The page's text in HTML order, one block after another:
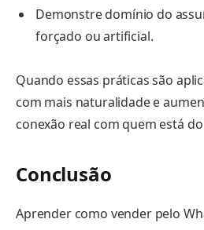
Demonstre domínio do
forçado ou artificial.
Quando essas práticas são
com mais naturalidade e
conexão real com quem está
Conclusão
Aprender como vender pelo